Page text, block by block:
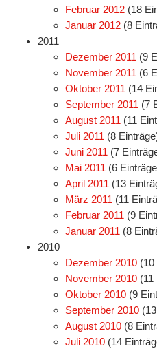
Februar 2012 (18
Januar 2012 (8
2011
Dezember 2011 (9
November 2011 (6
Oktober 2011 (14
September 2011 (7
August 2011 (11
Juli 2011 (8
Juni 2011 (7
Mai 2011 (6
April 2011 (13
März 2011 (11
Februar 2011 (9
Januar 2011 (8
2010
Dezember 2010 (10
November 2010 (11
Oktober 2010 (9
September 2010
August 2010 (8
Juli 2010 (14